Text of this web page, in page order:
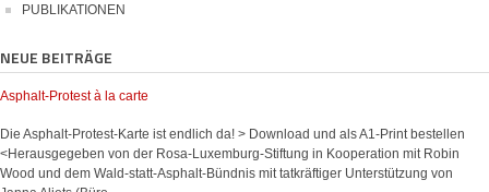
PUBLIKATIONEN
NEUE BEITRÄGE
Asphalt-Protest à la carte
Die Asphalt-Protest-Karte ist endlich da! > Download und als A1-Print bestellen
<Herausgegeben von der Rosa-Luxemburg-Stiftung in Kooperation mit Robin
Wood und dem Wald-statt-Asphalt-Bündnis mit tatkräftiger Unterstützung von